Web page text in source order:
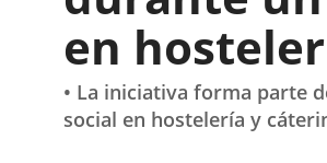
en
• La iniciativa forma parte
social en hostelería y